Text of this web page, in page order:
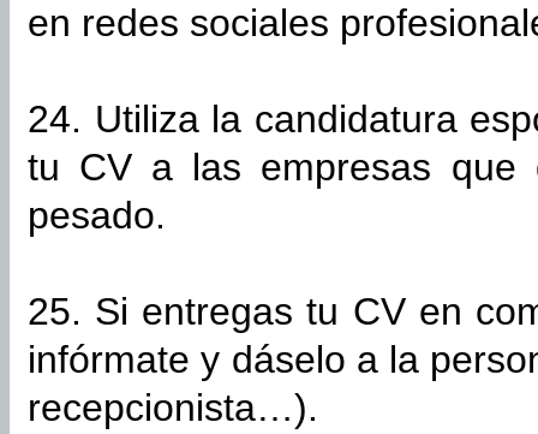
en redes sociales
24. Utiliza la candidatura
tu CV a las empresas que
pesado.
25. Si entregas tu CV en
infórmate y dáselo a la
recepcionista…).